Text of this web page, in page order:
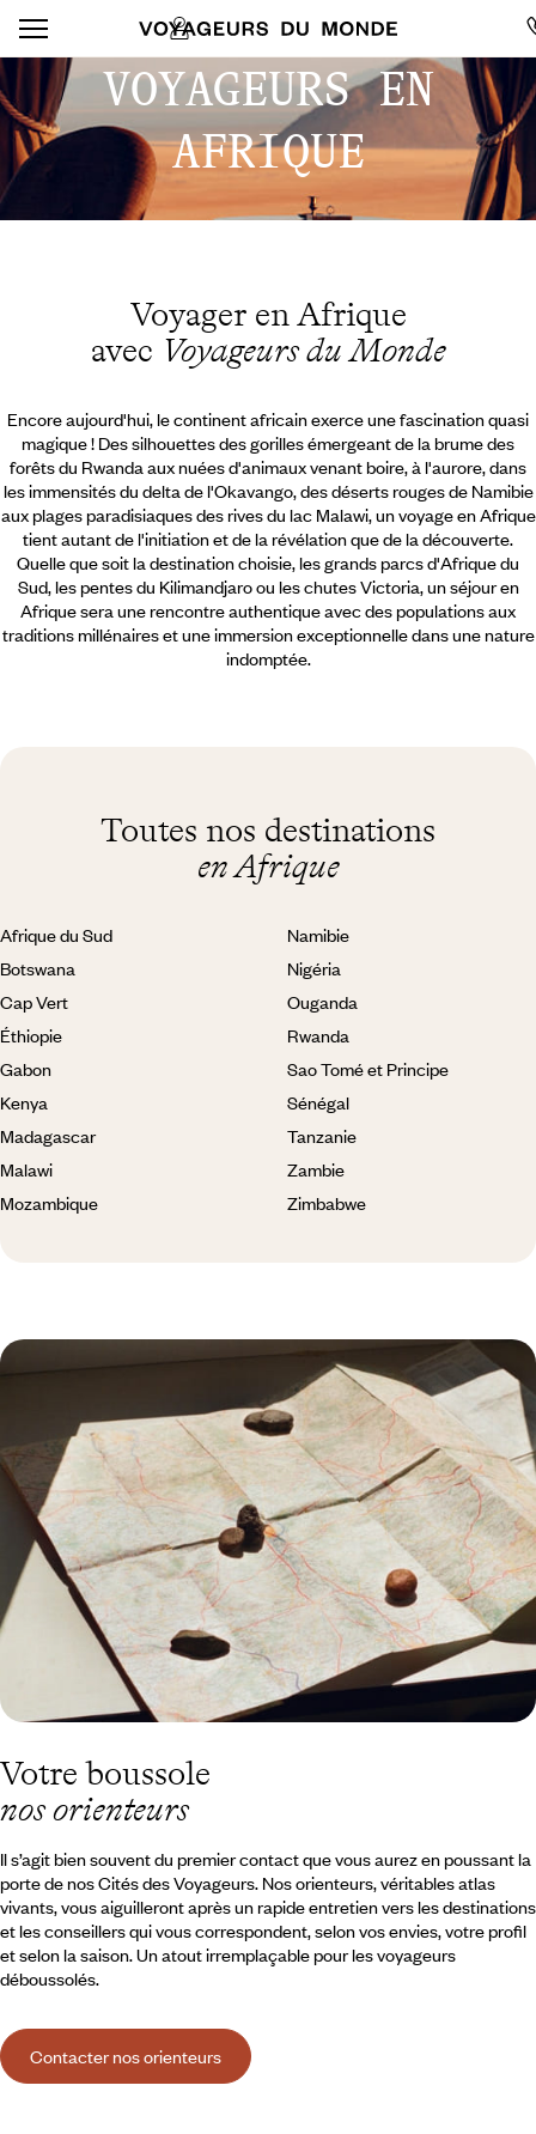
VOYAGEURS EN
AFRIQUE
Voyager en Afrique
avec Voyageurs du Monde
Encore aujourd'hui, le continent africain exerce une fascination quasi
magique ! Des silhouettes des gorilles émergeant de la brume des
forêts du Rwanda aux nuées d'animaux venant boire, à l'aurore, dans
les immensités du delta de l'Okavango, des déserts rouges de Namibie
aux plages paradisiaques des rives du lac Malawi, un voyage en Afrique
tient autant de l'initiation et de la révélation que de la découverte.
Quelle que soit la destination choisie, les grands parcs d'Afrique du
Sud, les pentes du Kilimandjaro ou les chutes Victoria, un séjour en
Afrique sera une rencontre authentique avec des populations aux
traditions millénaires et une immersion exceptionnelle dans une nature
indomptée.
Toutes nos destinations
en Afrique
Afrique du Sud
Botswana
Cap Vert
Éthiopie
Gabon
Kenya
Madagascar
Malawi
Mozambique
Namibie
Nigéria
Ouganda
Rwanda
Sao Tomé et Principe
Sénégal
Tanzanie
Zambie
Zimbabwe
Votre boussole
nos orienteurs
Il s’agit bien souvent du premier contact que vous aurez en poussant la
porte de nos Cités des Voyageurs. Nos orienteurs, véritables atlas
vivants, vous aiguilleront après un rapide entretien vers les destinations
et les conseillers qui vous correspondent, selon vos envies, votre profil
et selon la saison. Un atout irremplaçable pour les voyageurs
déboussolés.
Contacter nos orienteurs